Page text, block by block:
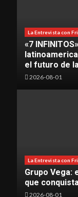
La Entrevista con
«7
el futuro de
2026-08-01
La Entrevista con
Grupo Vega:
que
2026-08-01